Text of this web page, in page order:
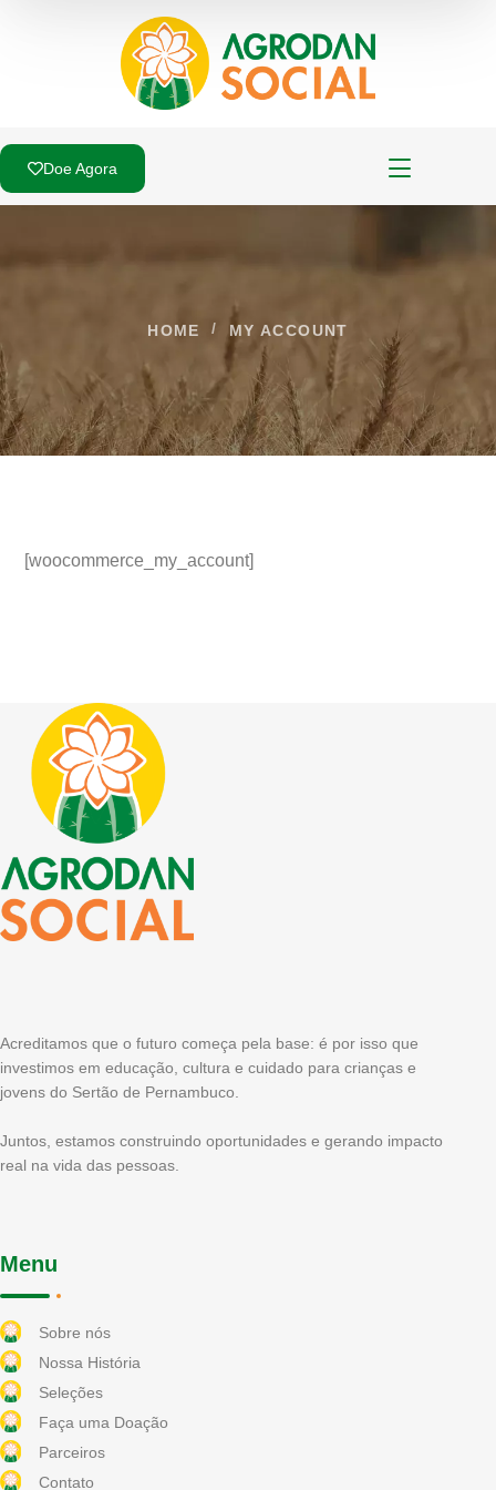
Doe Agora
HOME MY ACCOUNT
[woocommerce_my_account]
Acreditamos que o futuro começa pela base: é por isso que
investimos em educação, cultura e cuidado para crianças e
jovens do Sertão de Pernambuco.
Juntos, estamos construindo oportunidades e gerando impacto
real na vida das pessoas.
Menu
Sobre nós
Nossa História
Seleções
Faça uma Doação
Parceiros
Contato